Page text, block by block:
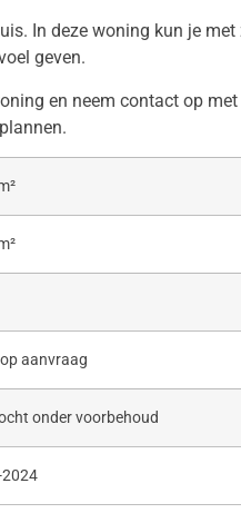
In deze woning kun je met
geven.
en neem contact op
aanvraag
onder voorbehoud
2024